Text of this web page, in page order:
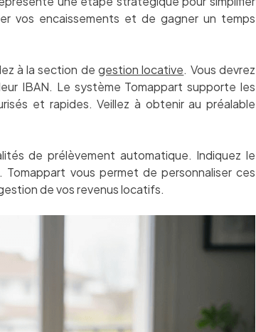
vos encaissements et de gagner un temps
à la section degestion locative. Vous devrez
IBAN. Le système Tomappart supporte les
et rapides. Veillez à obtenir au préalable
de prélèvement automatique. Indiquez le
vous permet de personnaliser ces
de vos revenus locatifs.